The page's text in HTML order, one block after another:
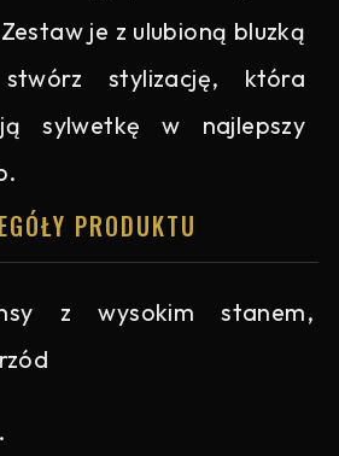
je z ulubioną bluzką
stylizację, która
sylwetkę w najlepszy
PRODUKTU
z wysokim stanem,